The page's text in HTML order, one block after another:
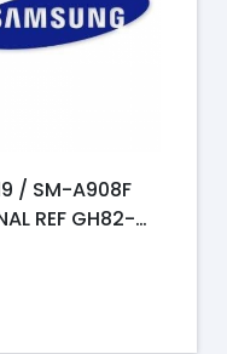
/ SM-A908F
REF GH82-